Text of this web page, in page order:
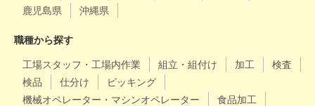
鹿児島県
沖縄県
職種から探す
工場スタッフ・工場内作業 組立・組付け 加工
検査
検品
仕分け
ピッキング
機械オペレーター・マシンオペレーター
食品加工